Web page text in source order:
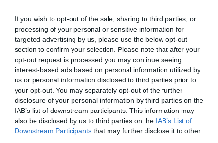
If you wish to opt-out of the sale, sharing to third parties, or
processing of your personal or sensitive information for
targeted advertising by us, please use the below opt-out
section to confirm your selection. Please note that after your
opt-out request is processed you may continue seeing
interest-based ads based on personal information utilized by
us or personal information disclosed to third parties prior to
your opt-out. You may separately opt-out of the further
disclosure of your personal information by third parties on the
IAB’s list of downstream participants. This information may
also be disclosed by us to third parties on the IAB’s List of
Downstream Participants that may further disclose it to other
RÉPONDRE
JUAN TRIPPEa commenté :
9 novembre 2017 - 11
h 23 min
Je me posais la même question…en plus Lomé est
un hub de Asky (filiale de ET – Star Alliance) et ce
serait un bon endroit pour des correspondances.
Il reste encore Monrovia, Banjul, Bissau et Praia en
Afrique de l’ouest qui ne sont pas (encore
?)desservies par TK.